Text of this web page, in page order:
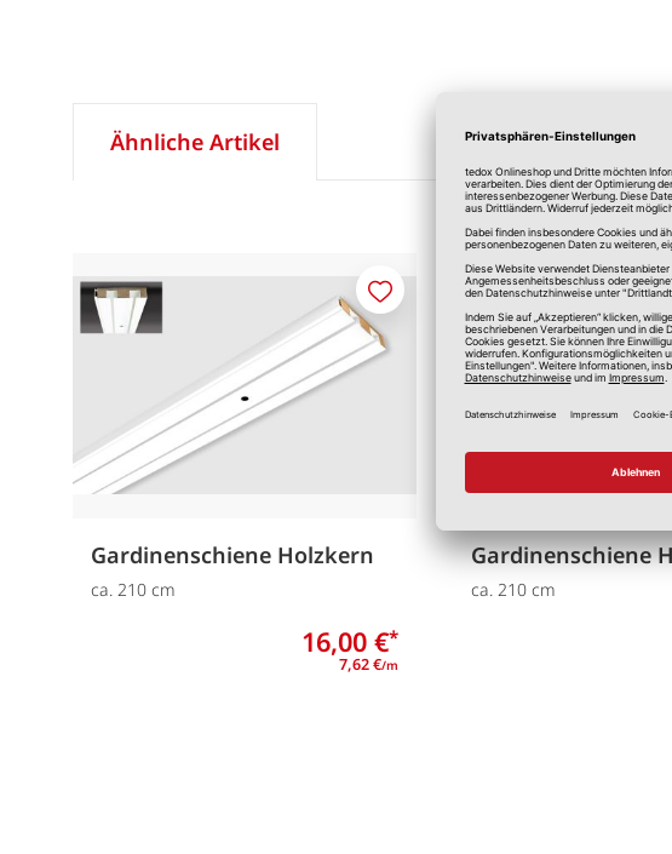
Ähnliche Artikel
Gardinenschiene Holzkern
ca. 210 cm
16,00 €*
7,62 €/m
Merken
Gardinenschiene
ca. 210 cm